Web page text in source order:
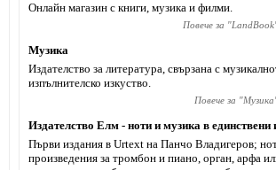
Онлайн магазин с книги, музика и филми.
Повече за "LandBook
Музика
Издателство за литература, свързана с
изпълнителско изкуство.
Повече за "Музика
Издателство Елм - ноти и музика в единствени
Първи издания в Urtext на Панчо Владигеров;
произведения за тромбон и пиано, орган, арфа